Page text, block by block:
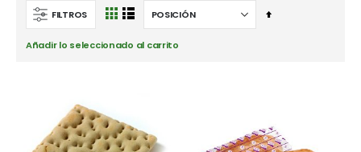
FILTROS
VerParrilla
Lista
Fijar
Añadir lo seleccionado al carrito